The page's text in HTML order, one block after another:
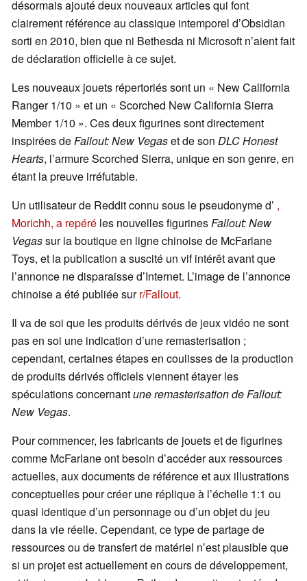
désormais ajouté deux nouveaux articles qui font
clairement référence au classique intemporel d’Obsidian
sorti en 2010, bien que ni Bethesda ni Microsoft n’aient fait
de déclaration officielle à ce sujet.
Les nouveaux jouets répertoriés sont un « New California
Ranger 1/10 » et un « Scorched New California Sierra
Member 1/10 ». Ces deux figurines sont directement
inspirées deFallout: New Vegaset de son DLC Honest
Hearts, l’armure Scorched Sierra, unique en son genre, en
étant la preuve irréfutable.
Un utilisateur de Reddit connu sous le pseudonyme d’ ,
Morichh, a repéré les nouvelles figurinesFallout: New
Vegassur la boutique en ligne chinoise de McFarlane
Toys, et la publication a suscité un vif intérêt avant que
l’annonce ne disparaisse d’Internet. L’image de l’annonce
chinoise a été publiée surr/Fallout.
Il va de soi que les produits dérivés de jeux vidéo ne sont
pas en soi une indication d’une remasterisation ;
cependant, certaines étapes en coulisses de la production
de produits dérivés officiels viennent étayer les
spéculations concernantune remasterisationde Fallout:
New Vegas.
Pour commencer, les fabricants de jouets et de figurines
comme McFarlane ont besoin d’accéder aux ressources
actuelles, aux documents de référence et aux illustrations
conceptuelles pour créer une réplique à l’échelle 1:1 ou
quasi identique d’un personnage ou d’un objet du jeu
dans la vie réelle. Cependant, ce type de partage de
ressources ou de transfert de matériel n’est plausible que
si un projet est actuellement en cours de développement,